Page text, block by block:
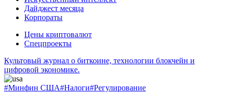
Дайджест месяца
Корпораты
Цены криптовалют
Спецпроекты
Культовый журнал о биткоине, технологии блокчейн и
цифровой экономике.
#Минфин США#Налоги#Регулирование